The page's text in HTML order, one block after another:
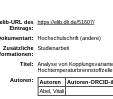
elib-URL des
Eintrags:
https://elib.dlr.de/51607/
Hochschulschrift (andere)
Zusätzliche
Studienarbeit
Titel:
Analyse von
Autoren:
Autoren
Autoren-ORCID-
Abel, Vitali